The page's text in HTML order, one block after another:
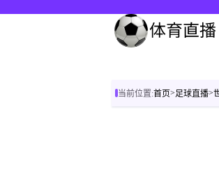
当前位置:首页>足球直播>